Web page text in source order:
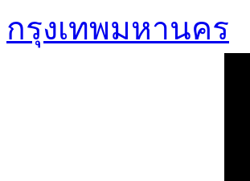
กรุงเทพมหานคร